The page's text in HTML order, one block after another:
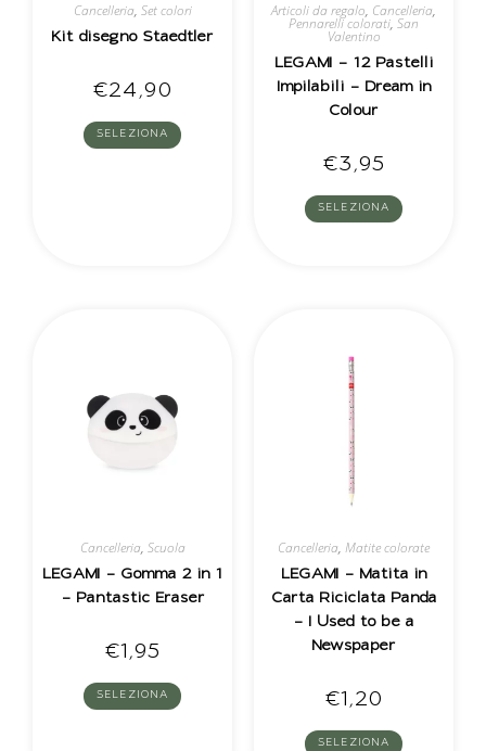
Cancelleria, Set colori
Kit disegno Staedtler
€24,90
SELEZIONA
Articoli da regalo, Cancelleria,
Pennarelli colorati, San
Valentino
LEGAMI – 12 Pastelli
Impilabili – Dream in
Colour
€3,95
SELEZIONA
Cancelleria, Scuola
LEGAMI – Gomma 2 in 1
– Pantastic Eraser
€1,95
SELEZIONA
Cancelleria, Matite colorate
LEGAMI – Matita in
Carta Riciclata Panda
– I Used to be a
Newspaper
€1,20
SELEZIONA